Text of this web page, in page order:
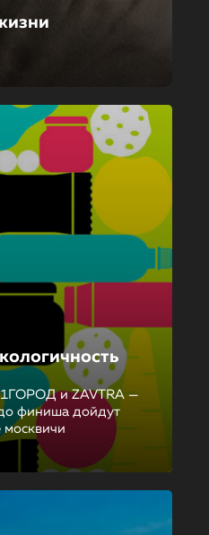
и ZAVTRA —
до финиша дойдут
москвичи